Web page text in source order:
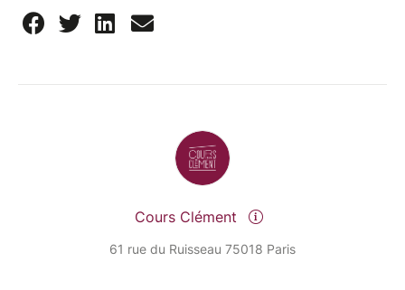
Cours Clément
61 rue du Ruisseau 75018 Paris